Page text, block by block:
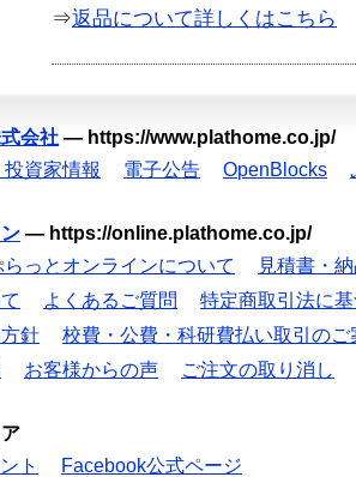
⇒返品について詳しくはこちら
会社 — https://www.plathome.co.jp/
資家情報 電子公告 OpenBlocks
— https://online.plathome.co.jp/
らっとオンラインについて
見積書・
よくあるご質問
特定商取引法に
針
校費・公費・科研費払い取引のご
お客様からの声 ご注文の取り消し
ト
Facebook公式ページ